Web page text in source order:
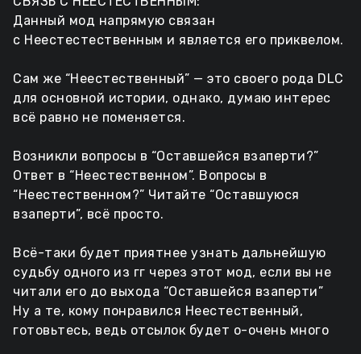
Данный мод напрямую связан
с Неестестественным и является его приквелом.
Сам же “Неестественный” — это своего рода DLC
для основной истории, однако, думаю интерес
всё равно не поменяется.
Возникли вопросы в “Оставшейся взаперти?”
Ответ в “Неестественном”. Вопросы в
“Неестественном?” Читайте “Оставшуюся
взаперти”, всё просто.
Всё-таки будет приятнее узнать дальнейшую
судьбу одного из гг через этот мод, если вы не
читали его до выхода “Оставшейся взаперти”
Ну а те, кому понравился Неестественный,
готовьтесь, ведь отсылок будет о-очень много